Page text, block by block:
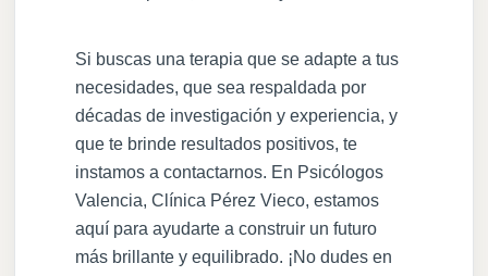
Si buscas una terapia que se adapte a tus
necesidades, que sea respaldada por
décadas de investigación y experiencia, y
que te brinde resultados positivos, te
instamos a contactarnos. En Psicólogos
Valencia, Clínica Pérez Vieco, estamos
aquí para ayudarte a construir un futuro
más brillante y equilibrado. ¡No dudes en